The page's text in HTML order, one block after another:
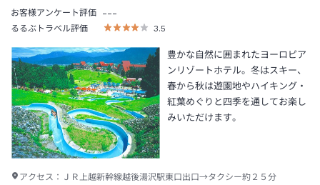
お客様アンケート評価 ---
るるぶトラベル評価 3.5
豊かな自然に囲まれたヨーロピア
ンリゾートホテル。冬はスキー、
春から秋は遊園地やハイキング・
紅葉めぐりと四季を通してお楽し
みいただけます。
アクセス： ＪＲ上越新幹線越後湯沢駅東口出口→タクシー約２５分